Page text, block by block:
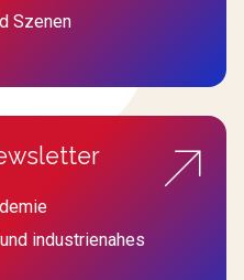
Szenen
industrienahes